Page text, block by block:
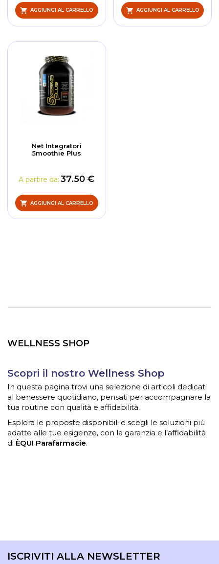
AGGIUNGI AL CARRELLO AGGIUNGI AL CARRELLO
Net Integratori
5moothie Plus
A partire da 37.50 €
AGGIUNGI AL CARRELLO
WELLNESS SHOP
Scopri il nostro Wellness Shop
In questa pagina trovi una selezione di articoli dedicati
al benessere quotidiano, pensati per accompagnare la
tua routine con qualità e affidabilità.
Esplora le proposte disponibili e scegli le soluzioni più
adatte alle tue esigenze, con la garanzia e l’affidabilità
di ÈQUI Parafarmacie.
ISCRIVITI ALLA NEWSLETTER